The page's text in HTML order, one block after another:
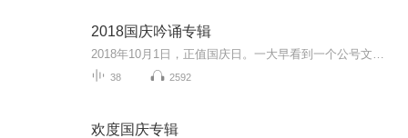
2018国庆吟诵专辑
38 2592
欢度国庆专辑